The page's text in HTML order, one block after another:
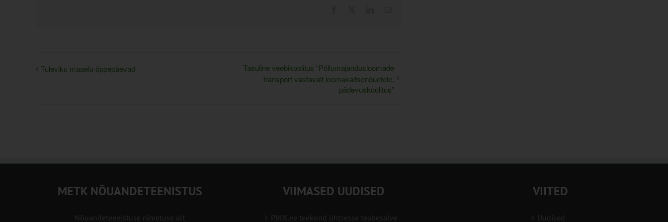
Tuleviku maaelu õppepäevad
Tasuline veebikoolitus “Põllumajandusloomade
transport vastavalt loomakaitsenõuetele,
pädevuskoolitus”
METK NÕUANDETEENISTUS
Nõuandeteenistuse nimetuse alt
VIIMASED UUDISED
PIKK.ee teekond ühtsesse teabesalve
VIITED
Uudised